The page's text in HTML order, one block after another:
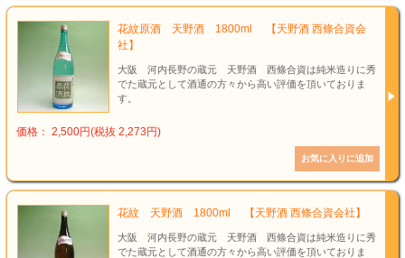
花紋原酒 天野酒 1800ml 【天野酒 西條合資会
社】
大阪 河内長野の蔵元 天野酒 西條合資は純米造りに秀
でた蔵元として酒通の方々から高い評価を頂いておりま
す。
価格： 2,500円(税抜 2,273円)
花紋 天野酒 1800ml 【天野酒 西條合資会社】
大阪 河内長野の蔵元 天野酒 西條合資は純米造りに秀
でた蔵元として酒通の方々から高い評価を頂いておりま